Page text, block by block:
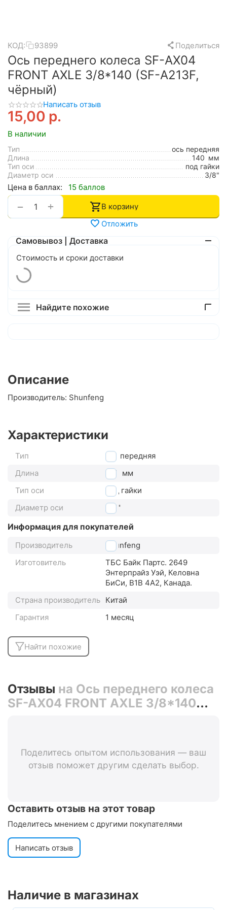
КОД: 93899 Поделиться
Ось переднего колеса SF-AX04
FRONT AXLE 3/8*140 (SF-A213F,
чёрный)
Написать отзыв
15,00 р.
В наличии
Тип
ось передняя
Длина
140 мм
Тип оси
под гайки
Диаметр оси
3/8"
Цена в баллах: 15 баллов
+
−
В корзину
Отложить
Самовывоз | Доставка
Стоимость и сроки доставки
Найдите похожие
Описание
Производитель: Shunfeng
Характеристики
Тип
ось передняя
Длина
140
мм
Тип оси
под гайки
Диаметр оси
3/8"
Информация для покупателей
Производитель
Shunfeng
Изготовитель
ТБС Байк Партс. 2649
Энтерпрайз Уэй, Келовна
БиСи, В1В 4А2, Канада.
Страна производитель Китай
Гарантия
1 месяц
Найти похожие
Отзывы на Ось переднего колеса
SF-AX04 FRONT AXLE 3/8*140
Поделитесь опытом использования — ваш
отзыв поможет другим сделать выбор.
Оставить отзыв на этот товар
Поделитесь мнением с другими покупателями
Написать отзыв
Наличие в магазинах